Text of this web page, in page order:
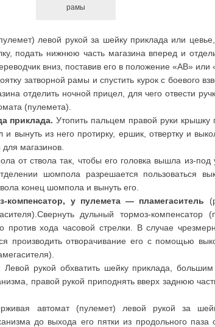
рамы
левой рукой за шейку приклада или
подать нижнюю часть магазина вперед и
вниз, поставив его в положение «АВ»
затворной рамы и спустить курок с боевого
отделить ночной прицел, для чего отвести
(пулемета).
приклада. Утопить пальцем правой руки крышку
вынуть из него протирку, ершик, отвертку и
магазинов.
от ствола так, чтобы его головка вышла из-
шомпола разрешается пользоваться
конец шомпола и вынуть его.
у пулемета — пламегаситель
дульный тормоз-компенсатор
хода часовой стрелки. В случае
производить отворачивание его с помощью
Левой рукой обхватить шейку приклада,
правой рукой приподнять вверх заднюю
автомат (пулемет) левой рукой за
до выхода его пятки из продольного паза